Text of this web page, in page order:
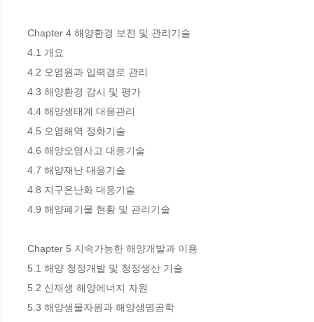
Chapter 4 해양환경 보전 및 관리기술
4.1 개요
4.2 오염원과 입력경로 관리
4.3 해양환경 감시 및 평가
4.4 해양생태계 대응관리
4.5 오염해역 정화기술
4.6 해양오염사고 대응기술
4.7 해양재난 대응기술
4.8 지구온난화 대응기술
4.9 해양폐기물 현황 및 관리기술
Chapter 5 지속가능한 해양개발과 이용
5.1 해양 청정개발 및 청정생산 기술
5.2 신재생 해양에너지 자원
5.3 해양생물자원과 해양생명공학